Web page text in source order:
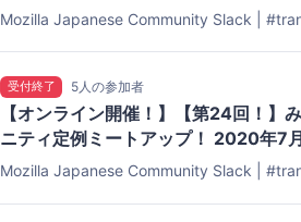
Mozilla Japanese Community Slack |
受付終了 5人の参加者
【オンライン開催！】【第24回！】
ニティ定例ミートアップ！ 2020年7
Mozilla Japanese Community Slack |